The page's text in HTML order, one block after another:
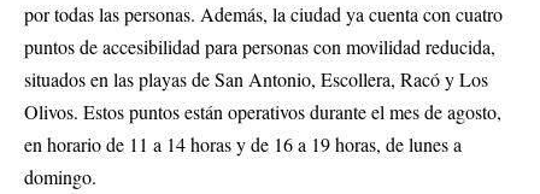
por todas las personas. Además, la ciudad ya cuenta con cuatro
puntos de accesibilidad para personas con movilidad reducida,
situados en las playas de San Antonio, Escollera, Racó y Los
Olivos. Estos puntos están operativos durante el mes de agosto,
en horario de 11 a 14 horas y de 16 a 19 horas, de lunes a
domingo.